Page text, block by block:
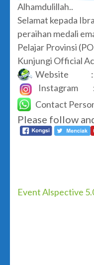
Alhamdulillah..
Selamat kepada
peraihan medali
Pelajar Provinsi
Kunjungi Official
Website :
Instagram
Contact
Please follow
Post
Event Alspective